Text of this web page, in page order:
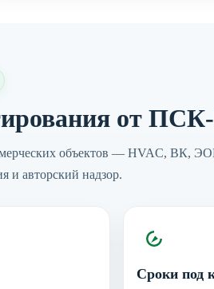
от
объектов — HVAC, ВК,
и авторский надзор.
Сроки под